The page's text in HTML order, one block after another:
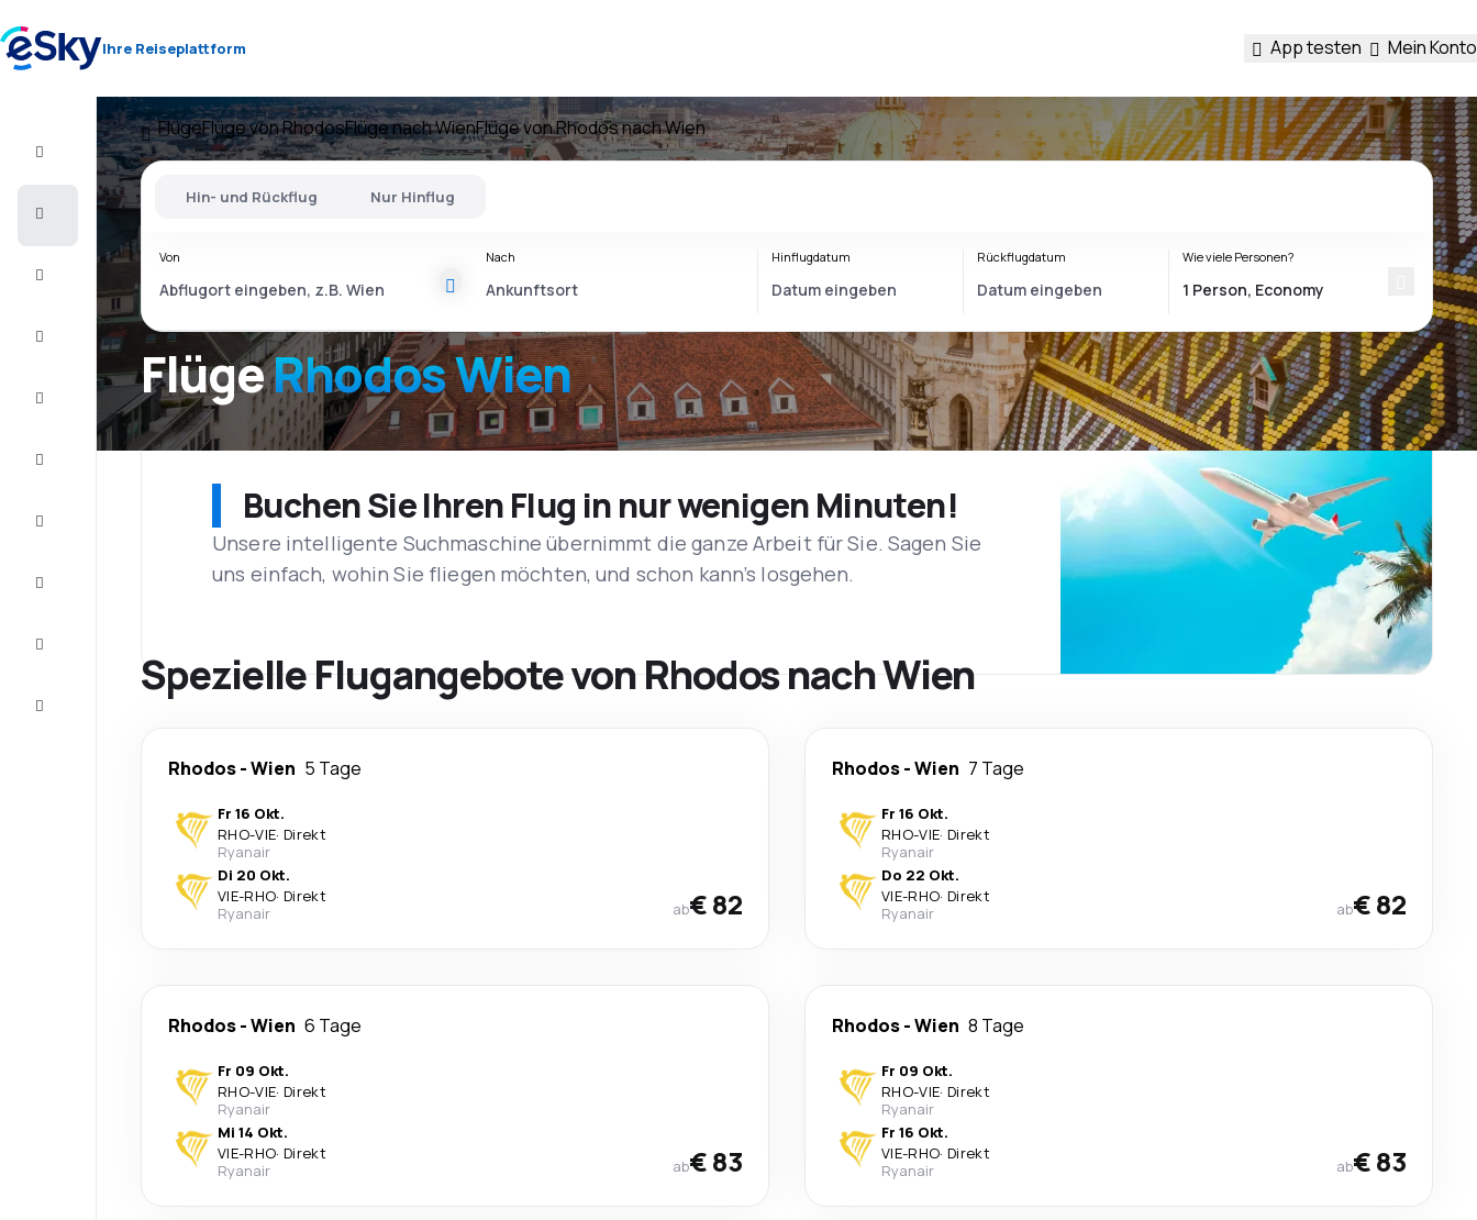
Ihre Reiseplattform App testen Mein Konto
Flug+Hotel
FlügeFlüge von RhodosFlüge nach WienFlüge von Rhodos nach Wien
FlügeRhodos Wien
Hin- und Rückflug Nur Hinflug
Von Nach Hinflugdatum Rückflugdatum Wie viele Personen?
Buchen Sie Ihren Flug in nur wenigen Minuten!
Unsere intelligente Suchmaschine übernimmt die ganze Arbeit für Sie. Sagen Sie
uns einfach, wohin Sie fliegen möchten, und schon kann’s losgehen.
Spezielle Flugangebote von Rhodos nach Wien
Rhodos-Wien 5 Tage
Fr 16 Okt.
RHO-VIE· Direkt
Ryanair
Di 20 Okt.
VIE-RHO· Direkt
Ryanair
ab€ 82
Rhodos-Wien 7 Tage
Fr 16 Okt.
RHO-VIE· Direkt
Ryanair
Do 22 Okt.
VIE-RHO· Direkt
Ryanair
ab€ 82
Rhodos-Wien 6 Tage
Fr 09 Okt.
RHO-VIE· Direkt
Ryanair
Mi 14 Okt.
VIE-RHO· Direkt
Ryanair
ab€ 83
Rhodos-Wien 8 Tage
Fr 09 Okt.
RHO-VIE· Direkt
Ryanair
Fr 16 Okt.
VIE-RHO· Direkt
Ryanair
ab€ 83